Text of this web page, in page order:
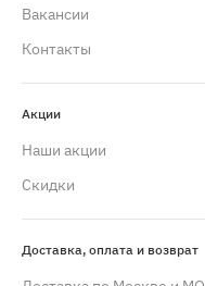
Вакансии
Контакты
Акции
Наши акции
Скидки
Доставка, оплата и возврат